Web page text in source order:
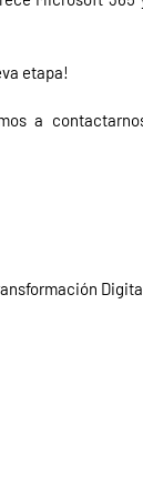
etapa!
a